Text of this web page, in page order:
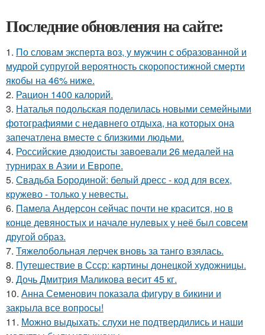
Последние обновления на сайте:
1. По словам эксперта воз, у мужчин с образованной и
мудрой супругой вероятность скоропостижной смерти
якобы на 46% ниже.
2. Рацион 1400 калорий.
3. Наталья подольская поделилась новыми семейными
фотографиями с недавнего отдыха, на которых она
запечатлена вместе с близкими людьми.
4. Российские дзюдоисты завоевали 26 медалей на
турнирах в Азии и Европе.
5. Свадьба Бородиной: белый дресс - код для всех,
кружево - только у невесты.
6. Памела Андерсон сейчас почти не красится, но в
конце девяностых и начале нулевых у неё был совсем
другой образ.
7. Тяжелобольная лерчек вновь за танго взялась.
8. Путешествие в Ссср: картины донецкой художницы.
9. Дочь Дмитрия Маликова весит 45 кг.
10. Анна Семенович показала фигуру в бикини и
закрыла все вопросы!
11. Можно выдыхать: слухи не подтвердились и наши